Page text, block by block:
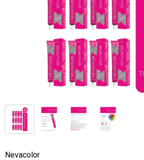
Nevacolor